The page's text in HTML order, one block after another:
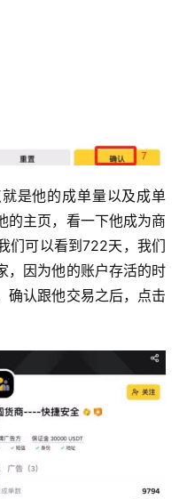
是他的成单量以及成单
的主页，看一下他成为商
们可以看到722天，我们
，因为他的账户存活的时
确认跟他交易之后，点击